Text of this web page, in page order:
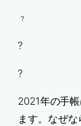
?
?
?
2021年の手
ます。なぜ